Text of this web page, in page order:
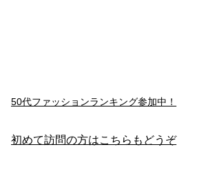
50代ファッションランキング参加中！
初めて訪問の方はこちらもどうぞ